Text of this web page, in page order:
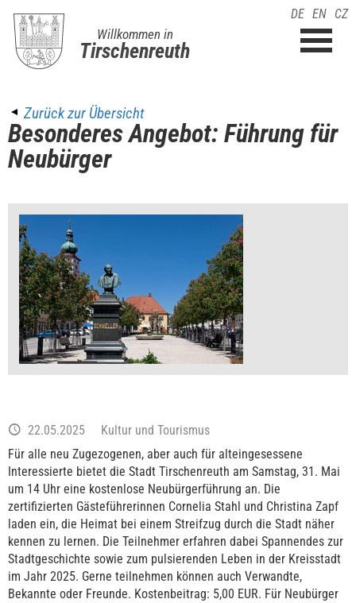
Willkommen in
Tirschenreuth
DE EN CZ
Zurück zur Übersicht
Besonderes Angebot: Führung für
Neubürger
22.05.2025
Kultur und Tourismus
Für alle neu Zugezogenen, aber auch für alteingesessene
Interessierte bietet die Stadt Tirschenreuth am Samstag, 31. Mai
um 14 Uhr eine kostenlose Neubürgerführung an. Die
zertifizierten Gästeführerinnen Cornelia Stahl und Christina Zapf
laden ein, die Heimat bei einem Streifzug durch die Stadt näher
kennen zu lernen. Die Teilnehmer erfahren dabei Spannendes zur
Stadtgeschichte sowie zum pulsierenden Leben in der Kreisstadt
im Jahr 2025. Gerne teilnehmen können auch Verwandte,
Bekannte oder Freunde. Kostenbeitrag: 5,00 EUR. Für Neubürger